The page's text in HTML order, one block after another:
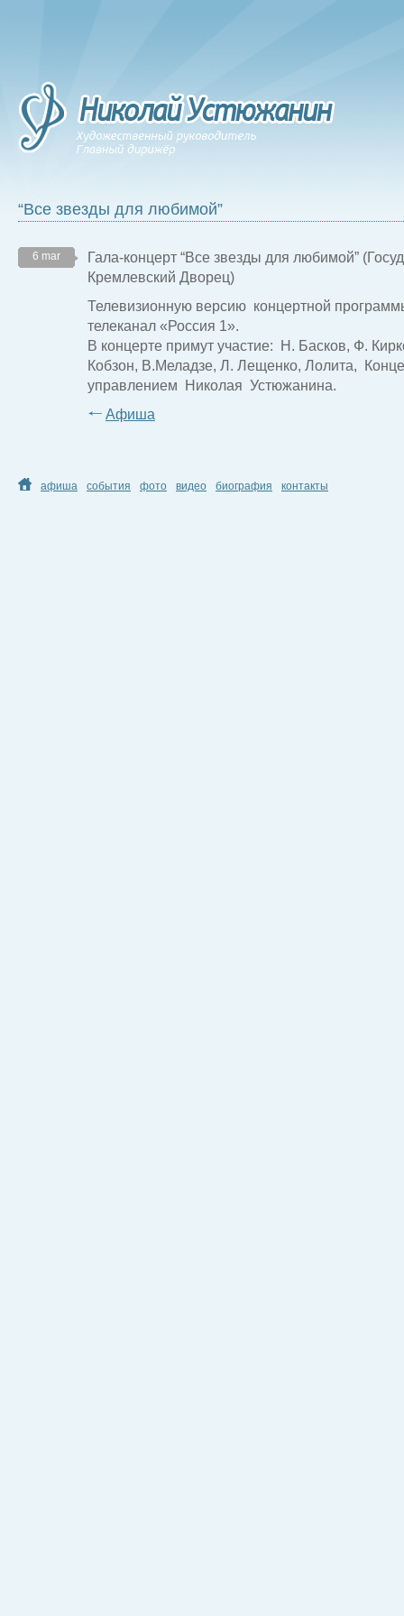
“Все звезды для любимой”
6 mar
Гала-концерт “Все звезды для любимой”
Кремлевский Дворец)
Телевизионную версию концертной
телеканал «Россия 1».
В концерте примут участие: Н. Басков, Ф.
Кобзон, В.Меладзе, Л. Лещенко, Лолита,
управлением Николая Устюжанина.
Афиша
афиша события фото видео биография контакты